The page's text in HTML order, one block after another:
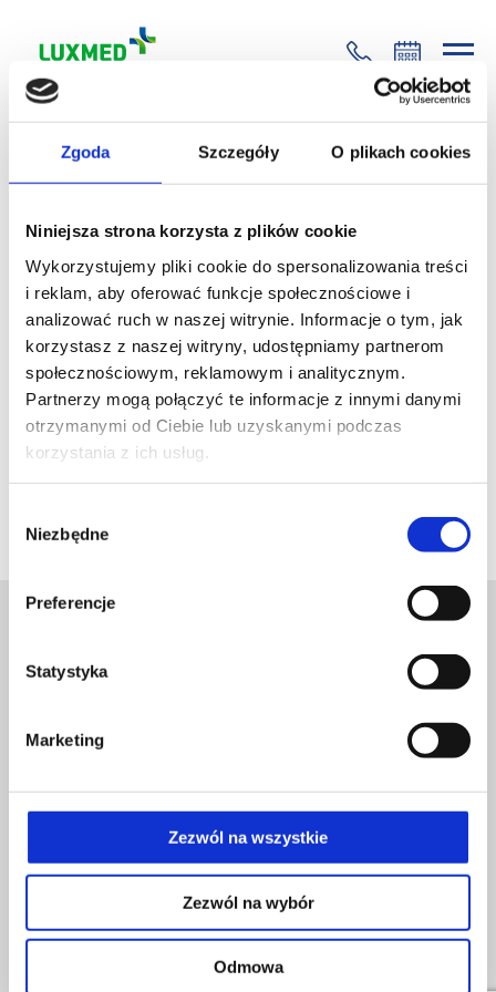
Zgoda Szczegóły O plikach cookies
Niniejsza strona korzysta z plików cookie
Wykorzystujemy pliki cookie do spersonalizowania treści
i reklam, aby oferować funkcje społecznościowe i
analizować ruch w naszej witrynie. Informacje o tym, jak
korzystasz z naszej witryny, udostępniamy partnerom
społecznościowym, reklamowym i analitycznym.
Partnerzy mogą połączyć te informacje z innymi danymi
otrzymanymi od Ciebie lub uzyskanymi podczas
korzystania z ich usług.
zgody
Niezbędne
Preferencje
Statystyka
Marketing
Zezwól na wszystkie
Zezwól na wybór
Odmowa
+48 22 35 58 200
Wróć
15.06.2021 Warszawa
Pani Katarzyna to doskonała profesjonalistka z miłym
podejściem do pacjenta. Widać pełne zaangażowanie i
pasję do pracy, którą wykonuje. Rzetelnie
zdiagnozowała mój problem, dzięki czemu czuję się
coraz lepiej. Bardzo miła, sympatyczna i kompetentna
rehabilitantka. Bez wątpienia Pani Kasia jest jest
godna polecenia!
© Wszelkie prawa zastrzeżone 2026
Obowiązek informacyjny – prawo atomowe